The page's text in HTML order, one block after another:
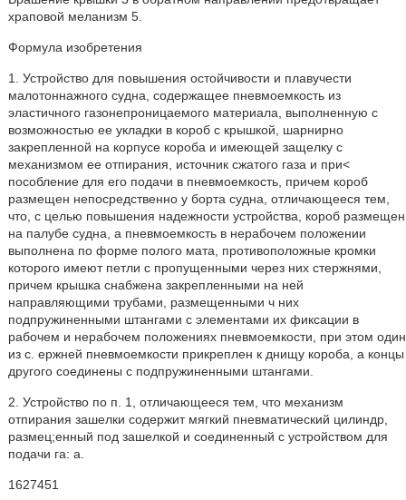
храповой меланизм 5.
Формула изобретения
1. Устройство для повышения остойчивости и плавучести
малотоннажного судна, содержащее пневмоемкость из
эластичного газонепроницаемого материала, выполненную с
возможностью ее укладки в короб с крышкой, шарнирно
закрепленной на корпусе короба и имеющей защелку с
механизмом ее отпирания, источник сжатого газа и при<
пособление для его подачи в пневмоемкость, причем короб
размещен непосредственно у борта судна, отличающееся тем,
что, с целью повышения надежности устройства, короб размещен
на палубе судна, а пневмоемкость в нерабочем положении
выполнена по форме полого мата, противоположные кромки
которого имеют петли с пропущенными через них стержнями,
причем крышка снабжена закрепленными на ней
направляющими трубами, размещенными ч них
подпружиненными штангами с элементами их фиксации в
рабочем и нерабочем положениях пневмоемкости, при этом один
из с. ержней пневмоемкости прикреплен к днищу короба, а концы
другого соединены с подпружиненными штангами.
2. Устройство по п. 1, отличающееся тем, что механизм
отпирания зашелки содержит мягкий пневматический цилиндр,
размец;енный под зашелкой и соединенный с устройством для
подачи га: а.
1627451